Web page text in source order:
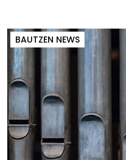
BAUTZEN NEWS